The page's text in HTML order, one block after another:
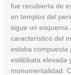
fue recubierta de
en templos del
sigue un esquema
característico del
estaba compuesta
estilóbata elevada
monumentalidad.